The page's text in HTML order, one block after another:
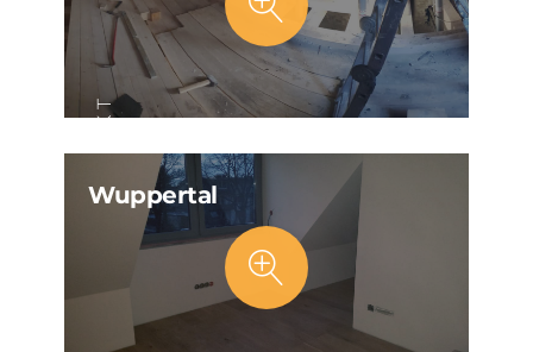
PROJEKT
Wuppertal